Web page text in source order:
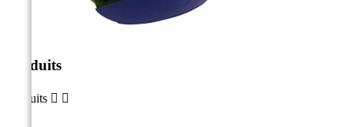
Produits
Produits  